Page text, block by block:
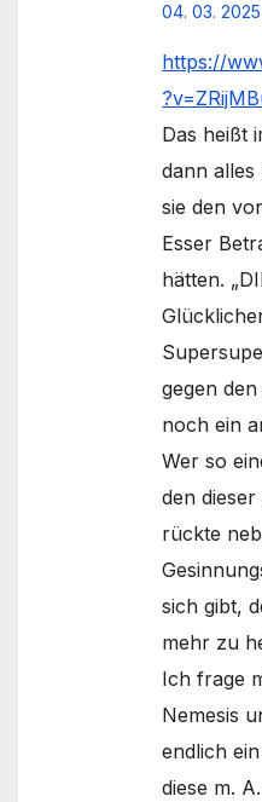
04. 03. 2025
https://
Das heißt
dann alles
sie den
Esser
hätten.
gegen
noch ein
Wer so
den
rückte
sich gibt,
mehr zu
Ich frage
Nemesis
endlich
diese m.